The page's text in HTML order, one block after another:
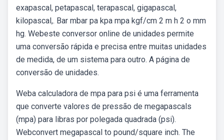
exapascal, petapascal, terapascal, gigapascal,
kilopascal,. Bar mbar pa kpa mpa kgf/cm 2 m h 2 o mm
hg. Webeste conversor online de unidades permite
uma conversão rápida e precisa entre muitas unidades
de medida, de um sistema para outro. A página de
conversão de unidades.
Weba calculadora de mpa para psi é uma ferramenta
que converte valores de pressão de megapascals
(mpa) para libras por polegada quadrada (psi).
Webconvert megapascal to pound/square inch. The